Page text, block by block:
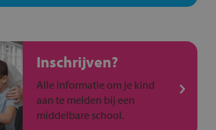
Inschrijven?
Alle informatie om je kind
aan te melden bij een
middelbare school.